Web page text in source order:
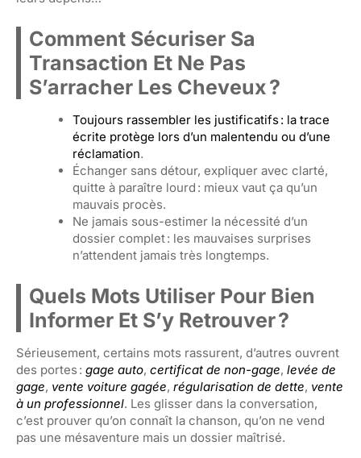
Comment Sécuriser Sa
Transaction Et Ne Pas
S’arracher Les Cheveux ?
Toujours rassembler les justificatifs : la trace
écrite protège lors d’un malentendu ou d’une
réclamation.
Échanger sans détour, expliquer avec clarté,
quitte à paraître lourd : mieux vaut ça qu’un
mauvais procès.
Ne jamais sous-estimer la nécessité d’un
dossier complet : les mauvaises surprises
n’attendent jamais très longtemps.
Quels Mots Utiliser Pour Bien
Informer Et S’y Retrouver ?
Sérieusement, certains mots rassurent, d’autres ouvrent
des portes : gage auto, certificat de non-gage, levée de
gage, vente voiture gagée, régularisation de dette, vente
à un professionnel. Les glisser dans la conversation,
c’est prouver qu’on connaît la chanson, qu’on ne vend
pas une mésaventure mais un dossier maîtrisé.